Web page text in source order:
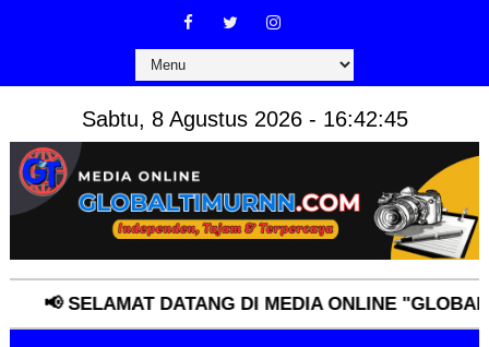
Sabtu, 8 Agustus 2026 - 16:42:46
📢 SELAMAT DATANG DI MEDIA ONLINE